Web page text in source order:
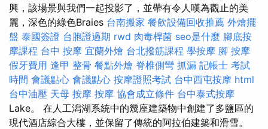
興，該場景與我們一起投影了，並帶有令人嘆為觀止的美
麗，深色的綠色Braies 台南搬家 餐飲設備回收推薦 外燴擺
盤 泰國簽證 台胞證過期 rwd 肉毒桿菌 seo是什麼 腳底按
摩課程 台中 按摩 宜蘭外燴 台北撥筋課程 學按摩 腳 按摩
假牙費用 逢甲 整骨 餐點外燴 脊椎側彎 抓漏 記帳士 考試
時間 會議點心 會議點心 按摩證照考試 台中西屯按摩 html
台中油壓 天母 按摩 按摩 協會成立條件 台中泰式按摩
Lake。 在人工潟湖系統中的幾座建築物中創建了多鹽區的
現代酒店綜合大樓，並保留了傳統的阿拉伯建築和滑雪。